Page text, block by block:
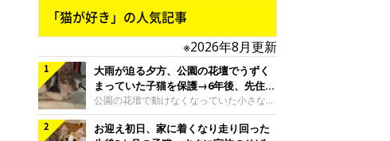
「猫が好き」の人気記事
※2026年8月更新
大雨が迫る夕方、公園の花壇でうずく
まっていた子猫を保護→6年後、先住猫
と“姉妹”のような関係に
公園の花壇で動けなくなっていた小さな子
猫。家族に迎えられてから6年、先住猫と
の間には深い絆が育まれていました。保護
お迎え初日、家に着くなり走り回った